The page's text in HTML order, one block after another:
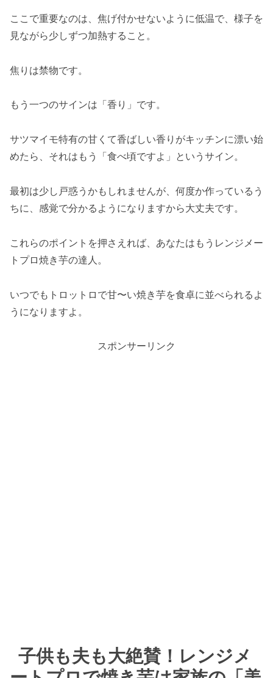
ここで重要なのは、焦げ付かせないように低温で、様子を
見ながら少しずつ加熱すること。
焦りは禁物です。
もう一つのサインは「香り」です。
サツマイモ特有の甘くて香ばしい香りがキッチンに漂い始
めたら、それはもう「食べ頃ですよ」というサイン。
最初は少し戸惑うかもしれませんが、何度か作っているう
ちに、感覚で分かるようになりますから大丈夫です。
これらのポイントを押さえれば、あなたはもうレンジメー
トプロ焼き芋の達人。
いつでもトロットロで甘〜い焼き芋を食卓に並べられるよ
うになりますよ。
スポンサーリンク
子供も夫も大絶賛！レンジメ